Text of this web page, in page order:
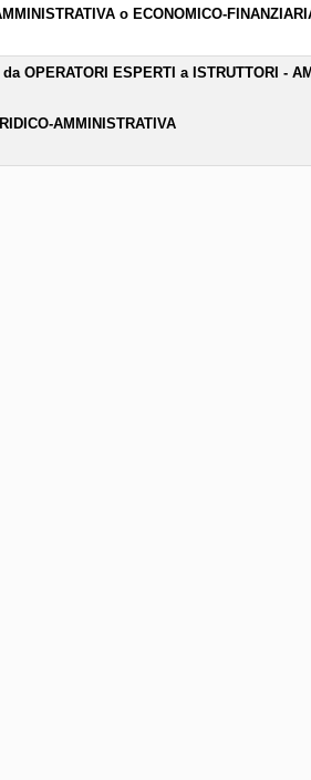
o ECONOMICO-
OPERATORI ESPERTI a ISTRUTTORI -
AMMINISTRATIVA